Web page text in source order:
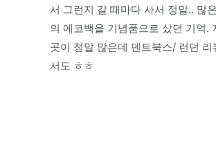
서 그런지 갈 때마다 사서 정말.. 많
의 에코백을 기념품으로 샀던 기억.
곳이 정말 많은데 덴트북스/ 런던
서도 ㅎㅎ